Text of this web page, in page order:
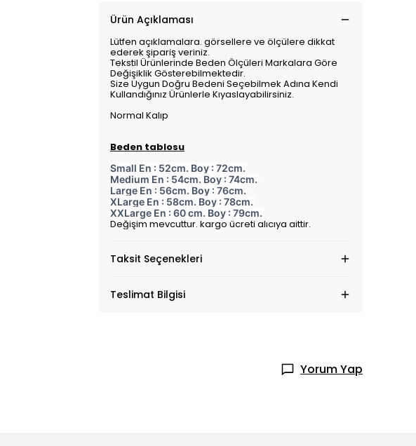
Ürün Açıklaması
Lütfen açıklamalara. görsellere ve ölçülere dikkat
ederek şipariş veriniz.
Tekstil Ürünlerinde Beden Ölçüleri Markalara Göre
Değişiklik Gösterebilmektedir.
Size Uygun Doğru Bedeni Seçebilmek Adına Kendi
Kullandığınız Ürünlerle Kıyaslayabilirsiniz.
Normal Kalıp
Beden tablosu
Small En : 52cm. Boy : 72cm.
Medium En : 54cm. Boy : 74cm.
Large En : 56cm. Boy : 76cm.
XLarge En : 58cm. Boy : 78cm.
XXLarge En : 60 cm. Boy : 79cm.
Değişim mevcuttur. kargo ücreti alıcıya aittir.
Taksit Seçenekleri
Teslimat Bilgisi
Yorum Yap